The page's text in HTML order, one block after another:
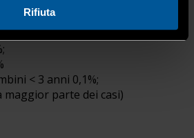
Rifiuta
non risciacquare (con alcune
< 3 anni 0,1%;
maggior parte dei casi)